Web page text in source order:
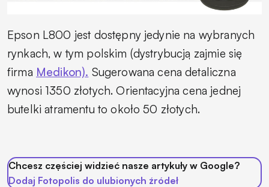
Epson L800 jest dostępny jedynie na wybranych
rynkach, w tym polskim (dystrybucją zajmie się
firma Medikon). Sugerowana cena detaliczna
wynosi 1350 złotych. Orientacyjna cena jednej
butelki atramentu to około 50 złotych.
Chcesz częściej widzieć nasze artykuły w Google?
Dodaj Fotopolis do ulubionych źródeł